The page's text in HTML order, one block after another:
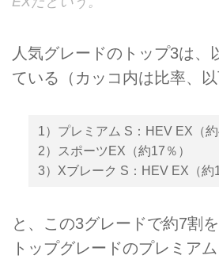
人気グレードのトップ3は、
ている（カッコ内は比率、以
1）プレミアム S：HEV EX（約
2）スポーツEX（約17％）
3）Xブレーク S：HEV EX（約
と、この3グレードで約7割
トップグレードのプレミア